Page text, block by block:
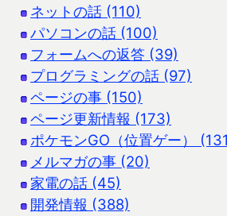
ネットの話 (110)
パソコンの話 (100)
フォームへの返答 (39)
プログラミングの話 (97)
ページの事 (150)
ページ更新情報 (173)
ポケモンGO（位置ゲー）
メルマガの事 (20)
家電の話 (45)
開発情報 (388)